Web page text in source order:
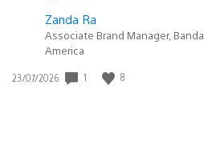
Zanda Ra
Associate Brand Manager,
America
Fecha
23/07/2026 1 8